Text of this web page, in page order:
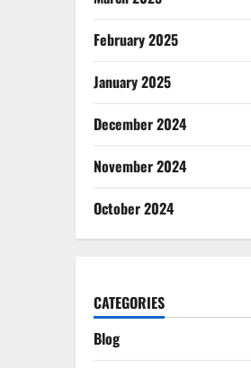
February 2025
January 2025
December 2024
November 2024
October 2024
CATEGORIES
Blog